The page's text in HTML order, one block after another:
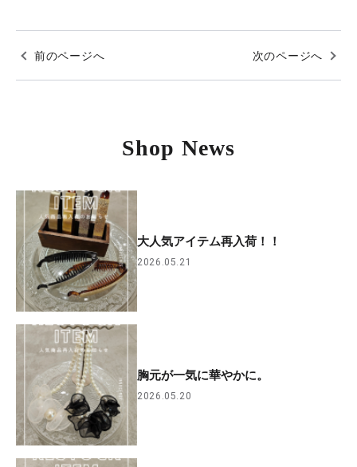
前のページへ 次のページへ
Shop News
大人気アイテム再入荷！！
2026.05.21
胸元が一気に華やかに。
2026.05.20